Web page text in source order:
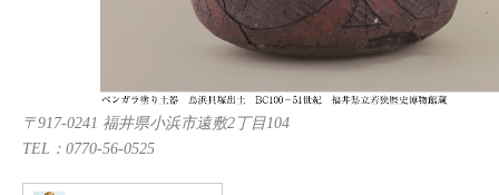
〒917-0241 福井県小浜市遠敷2丁目104
TEL：0770-56-0525